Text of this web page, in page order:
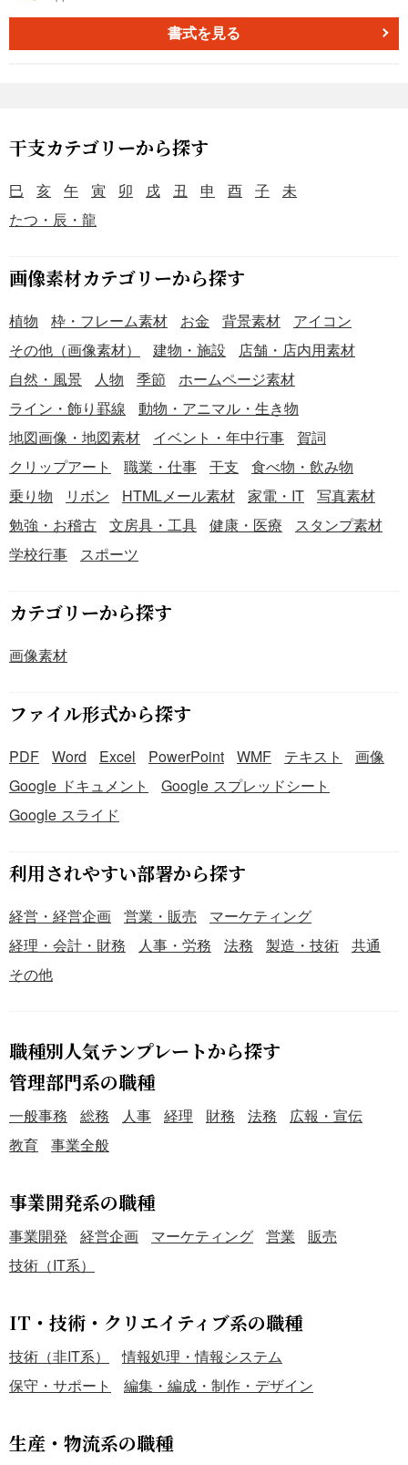
に、簡単にワードなどに組み込んで使用できます。このト
ラテンプレートは無料でダウンロード可能です。自由にお
書式を見る
干支カテゴリーから探す
巳 亥 午 寅 卯 戌 丑 申 酉 子
未
たつ・辰・龍
画像素材カテゴリーから探す
植物 枠・フレーム素材 お金 背景素材
アイコン
その他（画像素材）
建物・施設
店舗・店内用素材
自然・風景
人物 季節
ホームページ素材
ライン・飾り罫線
動物・アニマル・生き物
地図画像・地図素材
イベント・年中行事
賀詞
クリップアート
職業・仕事 干支
食べ物・飲み物
乗り物
リボン HTMLメール素材 家電・IT
写真素材
勉強・お稽古
文房具・工具 健康・医療
スタンプ素材
学校行事
スポーツ
カテゴリーから探す
画像素材
ファイル形式から探す
PDF Word Excel PowerPoint WMF テキスト
画像
Google ドキュメント
Google スプレッドシート
Google スライド
利用されやすい部署から探す
経営・経営企画 営業・販売
マーケティング
経理・会計・財務
人事・労務 法務 製造・技術
共通
その他
職種別人気テンプレートから探す
管理部門系の職種
一般事務 総務 人事 経理 財務 法務
広報・宣伝
教育
事業全般
事業開発系の職種
事業開発 経営企画 マーケティング 営業
販売
技術（IT系）
IT・技術・クリエイティブ系の職種
技術（非IT系）
情報処理・情報システム
保守・サポート
編集・編成・制作・デザイン
生産・物流系の職種